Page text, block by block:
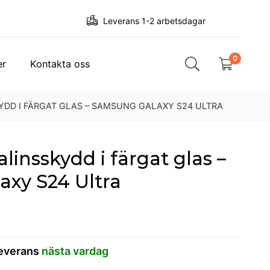
Leverans 1-2 arbetsdagar
Kontakta oss 0
I FÄRGAT GLAS – SAMSUNG GALAXY S24 ULTRA
i färgat glas –
S24 Ultra
nästa vardag